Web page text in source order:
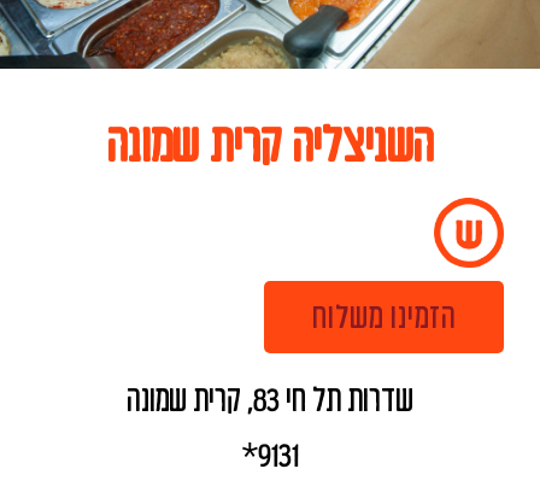
השניצליה קרית שמונה
הזמינו משלוח
שדרות תל חי 83, קרית שמונה
9131*